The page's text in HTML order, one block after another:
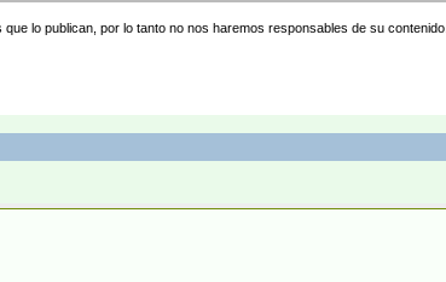
lo publican, por lo tanto no nos haremos responsables de su contenido.